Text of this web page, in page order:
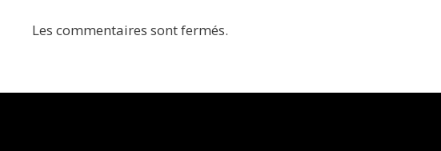
Les commentaires sont fermés.